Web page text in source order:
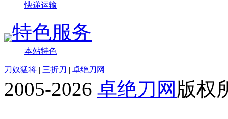
快递运输
特色服务
本站特色
刀奴猛将 | 三折刀 | 卓绝刀网
2005-2026 卓绝刀网 版权